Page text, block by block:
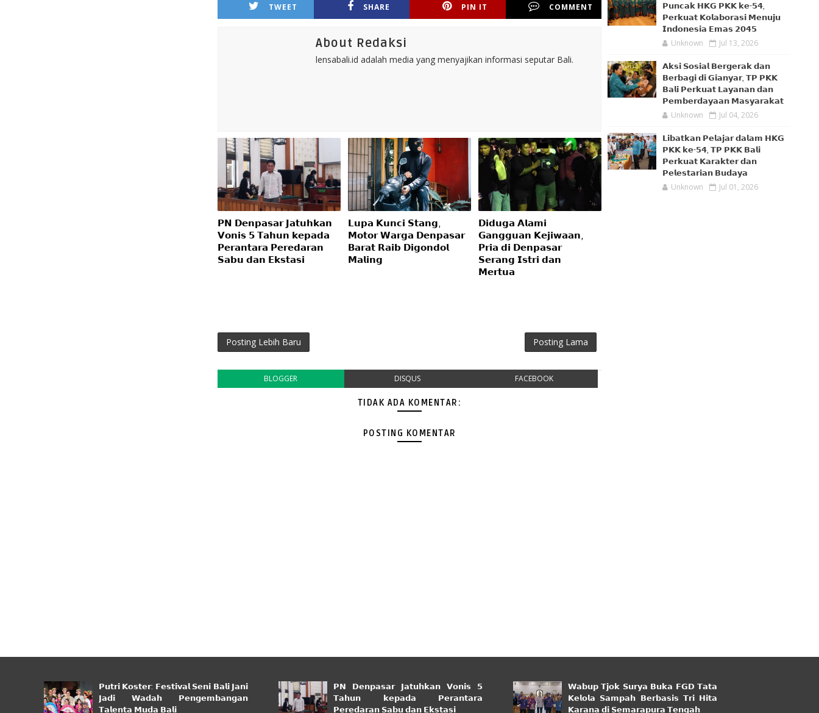
TWEET SHARE PIN IT COMMENT
About Redaksi
lensabali.id adalah media yang menyajikan informasi seputar Bali.
𝗣𝗡 𝗗𝗲𝗻𝗽𝗮𝘀𝗮𝗿 𝗝𝗮𝘁𝘂𝗵𝗸𝗮𝗻
𝗩𝗼𝗻𝗶𝘀 𝟱 𝗧𝗮𝗵𝘂𝗻 𝗸𝗲𝗽𝗮𝗱𝗮
𝗣𝗲𝗿𝗮𝗻𝘁𝗮𝗿𝗮 𝗣𝗲𝗿𝗲𝗱𝗮𝗿𝗮𝗻
𝗦𝗮𝗯𝘂 𝗱𝗮𝗻 𝗘𝗸𝘀𝘁𝗮𝘀𝗶
𝗟𝘂𝗽𝗮 𝗞𝘂𝗻𝗰𝗶 𝗦𝘁𝗮𝗻𝗴,
𝗠𝗼𝘁𝗼𝗿 𝗪𝗮𝗿𝗴𝗮 𝗗𝗲𝗻𝗽𝗮𝘀𝗮𝗿
𝗕𝗮𝗿𝗮𝘁 𝗥𝗮𝗶𝗯 𝗗𝗶𝗴𝗼𝗻𝗱𝗼𝗹
𝗠𝗮𝗹𝗶𝗻𝗴
𝗗𝗶𝗱𝘂𝗴𝗮 𝗔𝗹𝗮𝗺𝗶
𝗚𝗮𝗻𝗴𝗴𝘂𝗮𝗻 𝗞𝗲𝗷𝗶𝘄𝗮𝗮𝗻,
𝗣𝗿𝗶𝗮 𝗱𝗶 𝗗𝗲𝗻𝗽𝗮𝘀𝗮𝗿
𝗦𝗲𝗿𝗮𝗻𝗴 𝗜𝘀𝘁𝗿𝗶 𝗱𝗮𝗻
𝗠𝗲𝗿𝘁𝘂𝗮
Posting Lebih Baru Posting Lama
BLOGGER DISQUS FACEBOOK
TIDAK ADA KOMENTAR:
POSTING KOMENTAR
𝗣𝘂𝗻𝗰𝗮𝗸 𝗛𝗞𝗚 𝗣𝗞𝗞 𝗸𝗲-𝟱𝟰,
𝗣𝗲𝗿𝗸𝘂𝗮𝘁 𝗞𝗼𝗹𝗮𝗯𝗼𝗿𝗮𝘀𝗶 𝗠𝗲𝗻𝘂𝗷𝘂
𝗜𝗻𝗱𝗼𝗻𝗲𝘀𝗶𝗮 𝗘𝗺𝗮𝘀 𝟮𝟬𝟰𝟱
Unknown Jul 13, 2026
𝗔𝗸𝘀𝗶 𝗦𝗼𝘀𝗶𝗮𝗹 𝗕𝗲𝗿𝗴𝗲𝗿𝗮𝗸 𝗱𝗮𝗻
𝗕𝗲𝗿𝗯𝗮𝗴𝗶 𝗱𝗶 𝗚𝗶𝗮𝗻𝘆𝗮𝗿, 𝗧𝗣 𝗣𝗞𝗞
𝗕𝗮𝗹𝗶 𝗣𝗲𝗿𝗸𝘂𝗮𝘁 𝗟𝗮𝘆𝗮𝗻𝗮𝗻 𝗱𝗮𝗻
𝗣𝗲𝗺𝗯𝗲𝗿𝗱𝗮𝘆𝗮𝗮𝗻 𝗠𝗮𝘀𝘆𝗮𝗿𝗮𝗸𝗮𝘁
Unknown Jul 04, 2026
𝗟𝗶𝗯𝗮𝘁𝗸𝗮𝗻 𝗣𝗲𝗹𝗮𝗷𝗮𝗿 𝗱𝗮𝗹𝗮𝗺 𝗛𝗞𝗚
𝗣𝗞𝗞 𝗸𝗲-𝟱𝟰, 𝗧𝗣 𝗣𝗞𝗞 𝗕𝗮𝗹𝗶
𝗣𝗲𝗿𝗸𝘂𝗮𝘁 𝗞𝗮𝗿𝗮𝗸𝘁𝗲𝗿 𝗱𝗮𝗻
𝗣𝗲𝗹𝗲𝘀𝘁𝗮𝗿𝗶𝗮𝗻 𝗕𝘂𝗱𝗮𝘆𝗮
Unknown Jul 01, 2026
𝗣𝘂𝘁𝗿𝗶 𝗞𝗼𝘀𝘁𝗲𝗿: 𝗙𝗲𝘀𝘁𝗶𝘃𝗮𝗹 𝗦𝗲𝗻𝗶 𝗕𝗮𝗹𝗶 𝗝𝗮𝗻𝗶
𝗝𝗮𝗱𝗶 𝗪𝗮𝗱𝗮𝗵 𝗣𝗲𝗻𝗴𝗲𝗺𝗯𝗮𝗻𝗴𝗮𝗻
𝗧𝗮𝗹𝗲𝗻𝘁𝗮 𝗠𝘂𝗱𝗮 𝗕𝗮𝗹𝗶
𝗣𝗡 𝗗𝗲𝗻𝗽𝗮𝘀𝗮𝗿 𝗝𝗮𝘁𝘂𝗵𝗸𝗮𝗻 𝗩𝗼𝗻𝗶𝘀 𝟱
𝗧𝗮𝗵𝘂𝗻 𝗸𝗲𝗽𝗮𝗱𝗮 𝗣𝗲𝗿𝗮𝗻𝘁𝗮𝗿𝗮
𝗣𝗲𝗿𝗲𝗱𝗮𝗿𝗮𝗻 𝗦𝗮𝗯𝘂 𝗱𝗮𝗻 𝗘𝗸𝘀𝘁𝗮𝘀𝗶
𝗪𝗮𝗯𝘂𝗽 𝗧𝗷𝗼𝗸 𝗦𝘂𝗿𝘆𝗮 𝗕𝘂𝗸𝗮 𝗙𝗚𝗗 𝗧𝗮𝘁𝗮
𝗞𝗲𝗹𝗼𝗹𝗮 𝗦𝗮𝗺𝗽𝗮𝗵 𝗕𝗲𝗿𝗯𝗮𝘀𝗶𝘀 𝗧𝗿𝗶 𝗛𝗶𝘁𝗮
𝗞𝗮𝗿𝗮𝗻𝗮 𝗱𝗶 𝗦𝗲𝗺𝗮𝗿𝗮𝗽𝘂𝗿𝗮 𝗧𝗲𝗻𝗴𝗮𝗵